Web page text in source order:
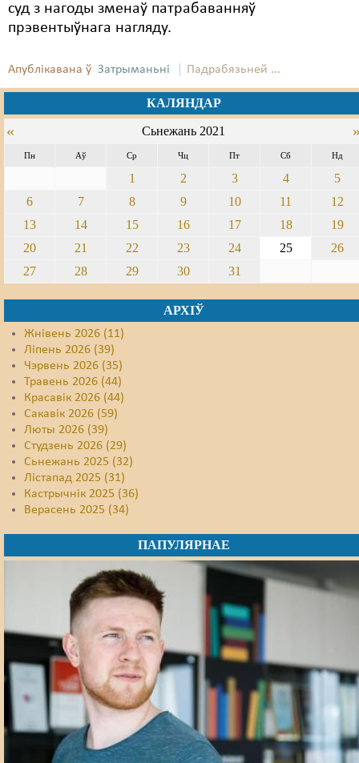
суд з нагоды зменаў патрабаванняў
прэвентыўнага нагляду.
Апублікавана ў Затрыманьні Падрабязьней ...
КАЛЯНДАР
« Сьнежань 2021
Пн Аў Ср Чц Пт Сб Нд
1 2 3 4
5
6
7 8 9 10 11
12
13
14 15 16 17 18
19
20
21 22 23 24 25
26
27
28 29 30 31
АРХІЎ
Жнівень 2026 (11)
Ліпень 2026 (39)
Чэрвень 2026 (35)
Травень 2026 (44)
Красавік 2026 (44)
Сакавік 2026 (59)
Люты 2026 (39)
Студзень 2026 (29)
Сьнежань 2025 (32)
Лістапад 2025 (31)
Кастрычнік 2025 (36)
Верасень 2025 (34)
ПАПУЛЯРНАЕ